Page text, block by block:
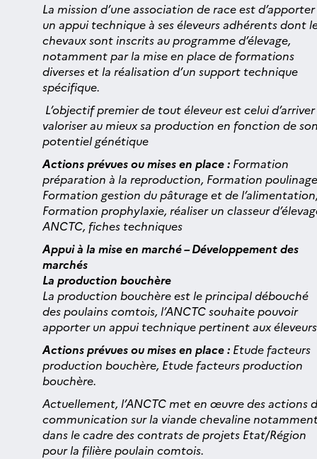
La mission d’une association de race est d’apporter
un appui technique à ses éleveurs adhérents dont
chevaux sont inscrits au programme d’élevage,
notamment par la mise en place de formations
diverses et la réalisation d’un support technique
spécifique.
L’objectif premier de tout éleveur est celui d’arriver
valoriser au mieux sa production en fonction de son
potentiel génétique
Actions prévues ou mises en place : Formation
préparation à la reproduction, Formation
Formation gestion du pâturage et de l’alimentation,
Formation prophylaxie, réaliser un classeur
ANCTC, fiches techniques
Appui à la mise en marché – Développement des
marchés
La production bouchère
La production bouchère est le principal débouché
des poulains comtois, l’ANCTC souhaite pouvoir
apporter un appui technique pertinent aux
Actions prévues ou mises en place : Etude facteurs
production bouchère, Etude facteurs production
bouchère.
Actuellement, l’ANCTC met en œuvre des actions
communication sur la viande chevaline
dans le cadre des contrats de projets Etat/Région
pour la filière poulain comtois.